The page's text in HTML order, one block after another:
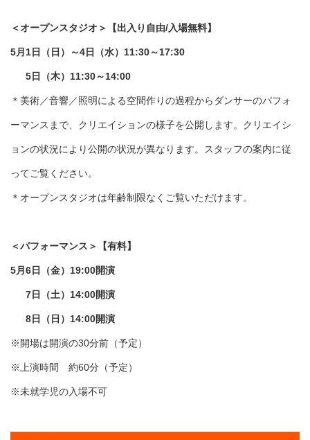
＜オープンスタジオ＞【出入り自由/入場無料】
5月1日（日）～4日（水）11:30～17:30
5日（木）11:30～14:00
＊美術／音響／照明による空間作りの過程からダンサーのパフォ
ーマンスまで、クリエイションの様子を公開します。クリエイシ
ョンの状況により公開の状況が異なります。スタッフの案内に従
ってご覧ください。
＊オープンスタジオは年齢制限なくご覧いただけます。
＜パフォーマンス＞【有料】
5月6日（金）19:00開演
7日（土）14:00開演
8日（日）14:00開演
※開場は開演の30分前（予定）
※上演時間 約60分（予定）
※未就学児の入場不可